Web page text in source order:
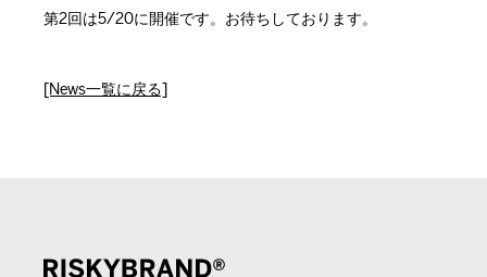
第2回は5/20に開催です。お待ちしております。
[News一覧に戻る]